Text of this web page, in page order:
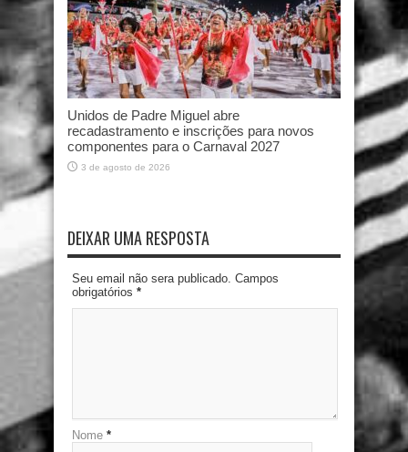
Unidos de Padre Miguel abre
recadastramento e inscrições para novos
componentes para o Carnaval 2027
3 de agosto de 2026
DEIXAR UMA RESPOSTA
Seu email não sera publicado. Campos
obrigatórios *
Nome *